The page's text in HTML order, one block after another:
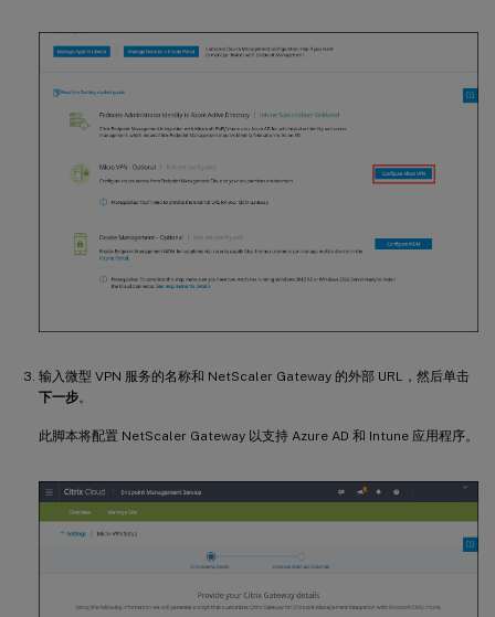
输入微型 VPN 服务的名称和 NetScaler Gateway 的外部 URL，然后单击
下一步。
此脚本将配置 NetScaler Gateway 以支持 Azure AD 和 Intune 应用程序。